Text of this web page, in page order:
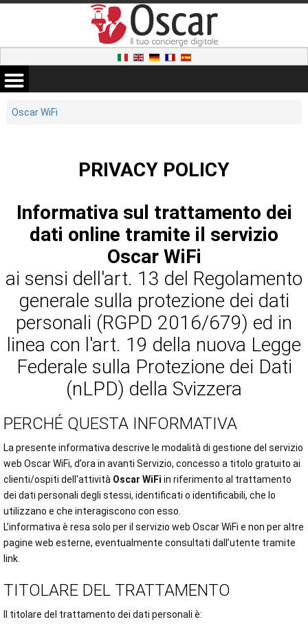
Oscar WiFi
PRIVACY POLICY
Informativa sul trattamento dei
dati online tramite il servizio
Oscar WiFi
ai sensi dell'art. 13 del Regolamento
generale sulla protezione dei dati
personali (RGPD 2016/679) ed in
linea con l'art. 19 della nuova Legge
Federale sulla Protezione dei Dati
(nLPD) della Svizzera
PERCHÉ QUESTA INFORMATIVA
La presente informativa descrive le modalità di gestione del servizio
web Oscar WiFi, d’ora in avanti Servizio, concesso a titolo gratuito ai
clienti/ospiti dell'attività Oscar WiFi in riferimento al trattamento
dei dati personali degli stessi, identificati o identificabili, che lo
utilizzano e che interagiscono con esso.
L’informativa è resa solo per il servizio web Oscar WiFi e non per altre
pagine web esterne, eventualmente consultati dall’utente tramite
link.
TITOLARE DEL TRATTAMENTO
Il titolare del trattamento dei dati personali è: